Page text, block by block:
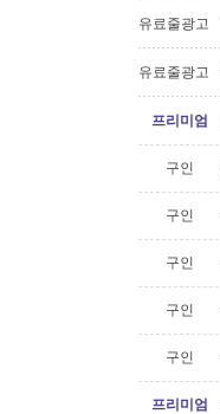
유료줄광고
유료줄광고
프리미엄
구인
구인
구인
구인
구인
프리미엄